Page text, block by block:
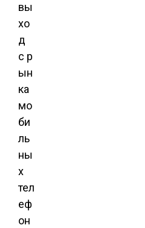
вы
хо
д
с р
ын
ка
мо
би
ль
ны
х
тел
еф
он